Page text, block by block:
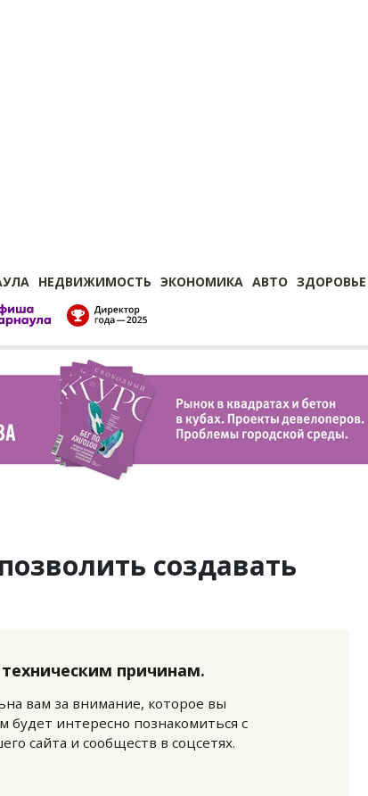
НЕДВИЖИМОСТЬ ЭКОНОМИКА АВТО ЗДОРОВЬЕ
создавать
причинам.
вам за внимание, которое вы
будет интересно познакомиться с
сайта и сообществ в соцсетях.